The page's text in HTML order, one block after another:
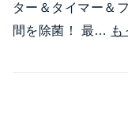
ター＆タイマー＆
間を除菌！ 最… も